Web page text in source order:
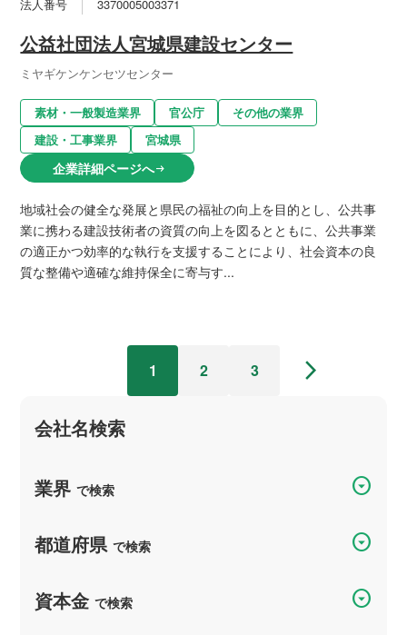
会社名検索
業界で検索 arrow_drop_down_circle
都道府県で検索 arrow_drop_down_circle
資本金で検索 arrow_drop_down_circle
法人番号 3370005003371
公益社団法人宮城県建設センター
ミヤギケンケンセツセンター
素材・一般製造業界 官公庁
その他の業界
建設・工事業界
宮城県
企業詳細ページへarrow_right_alt
地域社会の健全な発展と県民の福祉の向上を目的とし、公共事
業に携わる建設技術者の資質の向上を図るとともに、公共事業
の適正かつ効率的な執行を支援することにより、社会資本の良
質な整備や適確な維持保全に寄与す...
1 2 3 arrow_forward_ios